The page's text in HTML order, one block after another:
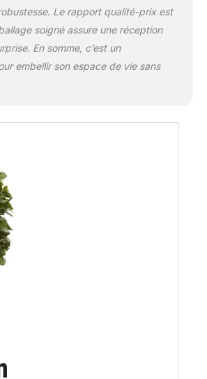
Le rapport qualité-prix est
soigné assure une réception
En somme, c’est un
embellir son espace de vie sans